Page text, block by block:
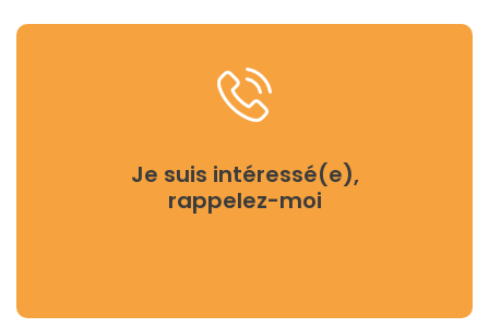
Je suis intéressé(e),
rappelez-moi